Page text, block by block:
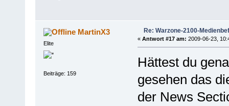
MartinX3
Elite
Beiträge: 159
Re: Warzone-2100-
« Antwort #17 am: 2009-06-23,
Hättest du
gesehen das
der News